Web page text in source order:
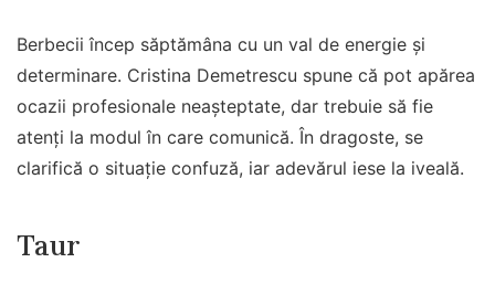
Berbecii încep săptămâna cu un val de energie și
determinare. Cristina Demetrescu spune că pot apărea
ocazii profesionale neașteptate, dar trebuie să fie
atenți la modul în care comunică. În dragoste, se
clarifică o situație confuză, iar adevărul iese la iveală.
Taur